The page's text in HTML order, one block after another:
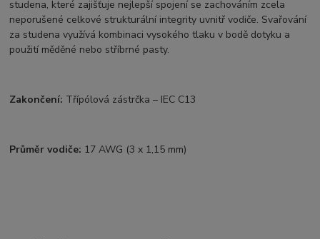
studena, které zajišťuje nejlepší spojení se zachováním zcela
neporušené celkové strukturální integrity uvnitř vodiče. Svařování
za studena využívá kombinaci vysokého tlaku v bodě dotyku a
použití měděné nebo stříbrné pasty.
Zakončení: Třípólová zástrčka – IEC C13
Průměr vodiče: 17 AWG (3 x 1,15 mm)